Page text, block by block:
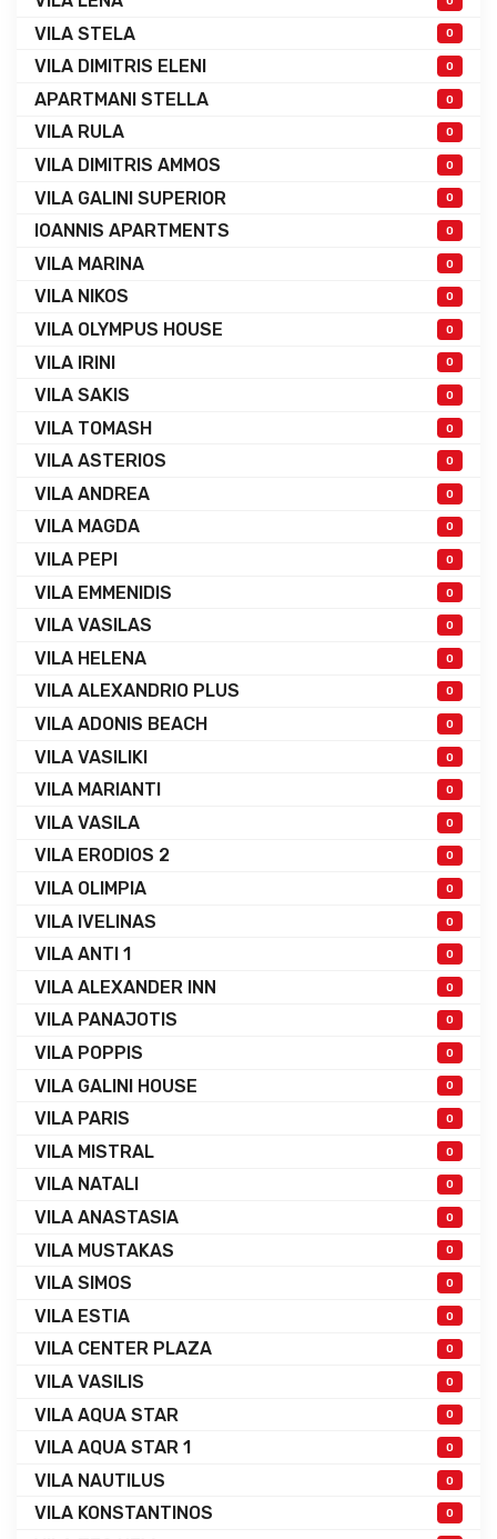
VILA STELA 0
VILA DIMITRIS ELENI 0
APARTMANI STELLA 0
VILA RULA 0
VILA DIMITRIS AMMOS 0
VILA GALINI SUPERIOR 0
IOANNIS APARTMENTS 0
VILA MARINA 0
VILA NIKOS 0
VILA OLYMPUS HOUSE 0
VILA IRINI 0
VILA SAKIS 0
VILA TOMASH 0
VILA ASTERIOS 0
VILA ANDREA 0
VILA MAGDA 0
VILA PEPI 0
VILA EMMENIDIS 0
VILA VASILAS 0
VILA HELENA 0
VILA ALEXANDRIO PLUS 0
VILA ADONIS BEACH 0
VILA VASILIKI 0
VILA MARIANTI 0
VILA VASILA 0
VILA ERODIOS 2 0
VILA OLIMPIA 0
VILA IVELINAS 0
VILA ANTI 1 0
VILA ALEXANDER INN 0
VILA PANAJOTIS 0
VILA POPPIS 0
VILA GALINI HOUSE 0
VILA PARIS 0
VILA MISTRAL 0
VILA NATALI 0
VILA ANASTASIA 0
VILA MUSTAKAS 0
VILA SIMOS 0
VILA ESTIA 0
VILA CENTER PLAZA 0
VILA VASILIS 0
VILA AQUA STAR 0
VILA AQUA STAR 1 0
VILA NAUTILUS 0
VILA KONSTANTINOS 0